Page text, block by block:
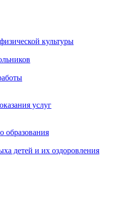
культуры
услуг
образования
детей и их оздоровления